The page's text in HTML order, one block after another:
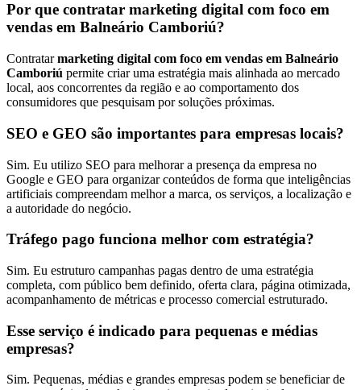
Por que contratar marketing digital com foco em
vendas em Balneário Camboriú?
Contratarmarketing digital com foco em vendas em Balneário
Camboriú permite criar uma estratégia mais alinhada ao mercado
local, aos concorrentes da região e ao comportamento dos
consumidores que pesquisam por soluções próximas.
SEO e GEO são importantes para empresas locais?
Sim. Eu utilizo SEO para melhorar a presença da empresa no
Google e GEO para organizar conteúdos de forma que inteligências
artificiais compreendam melhor a marca, os serviços, a localização e
a autoridade do negócio.
Tráfego pago funciona melhor com estratégia?
Sim. Eu estruturo campanhas pagas dentro de uma estratégia
completa, com público bem definido, oferta clara, página otimizada,
acompanhamento de métricas e processo comercial estruturado.
Esse serviço é indicado para pequenas e médias
empresas?
Sim. Pequenas, médias e grandes empresas podem se beneficiar de